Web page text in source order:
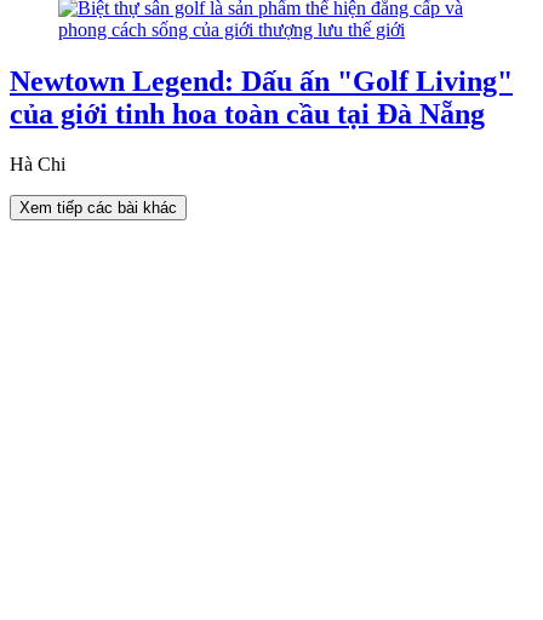
Newtown Legend: Dấu ấn "Golf Living"
của giới tinh hoa toàn cầu tại Đà Nẵng
Hà Chi
Xem tiếp các bài khác